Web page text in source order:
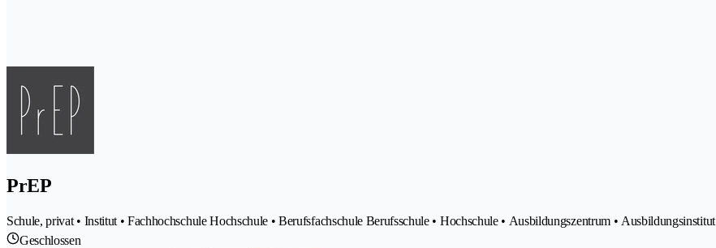
PrEP
Schule, privat • Institut • Fachhochschule Hochschule • Berufsfachschule Berufsschule • Hochschule • Ausbildungszentrum • Ausbildungsinstitut
Geschlossen